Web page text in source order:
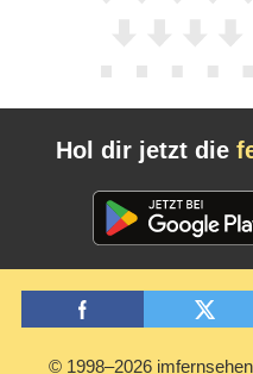
Hol dir jetzt die
© 1998–2026